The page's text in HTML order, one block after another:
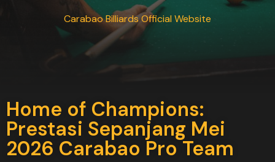
Carabao Billiards Official Website
Home of Champions:
Prestasi Sepanjang Mei
2026 Carabao Pro Team